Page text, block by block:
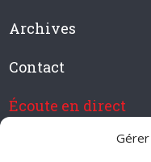
Archives
Contact
Écoute en direct